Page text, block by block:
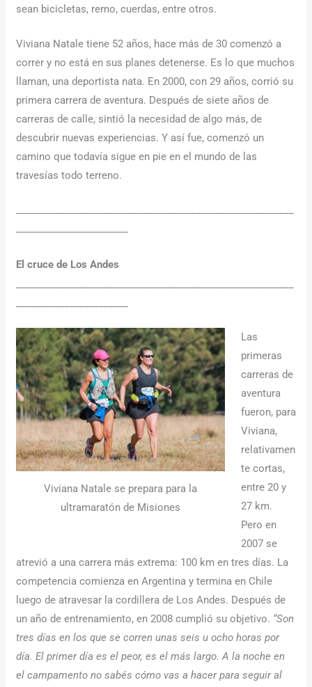
sean bicicletas, remo, cuerdas, entre otros.
Viviana Natale tiene 52 años, hace más de 30 comenzó a
correr y no está en sus planes detenerse. Es lo que muchos
llaman, una deportista nata. En 2000, con 29 años, corrió su
primera carrera de aventura. Después de siete años de
carreras de calle, sintió la necesidad de algo más, de
descubrir nuevas experiencias. Y así fue, comenzó un
camino que todavía sigue en pie en el mundo de las
travesías todo terreno.
El cruce de Los Andes
Viviana Natale se prepara para la
ultramaratón de Misiones
Las
primeras
carreras de
aventura
fueron, para
Viviana,
relativamen
te cortas,
entre 20 y
27 km.
Pero en
2007 se
atrevió a una carrera más extrema: 100 km en tres días. La
competencia comienza en Argentina y termina en Chile
luego de atravesar la cordillera de Los Andes. Después de
un año de entrenamiento, en 2008 cumplió su objetivo. “Son
tres días en los que se corren unas seis u ocho horas por
día. El primer día es el peor, es el más largo. A la noche en
el campamento no sabés cómo vas a hacer para seguir al